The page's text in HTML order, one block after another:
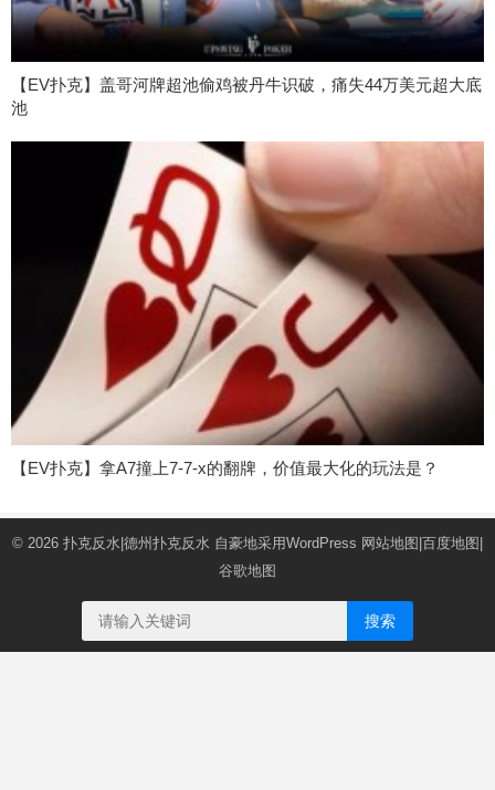
【EV扑克】盖哥河牌超池偷鸡被丹牛识破，痛失44万美元超大底
池
【EV扑克】拿A7撞上7-7-x的翻牌，价值最大化的玩法是？
© 2026 扑克反水|德州扑克反水 自豪地采用WordPress 网站地图 百度地图
谷歌地图
搜索